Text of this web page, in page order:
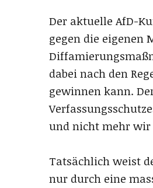
Der aktuelle AfD-
gegen die eigenen
dabei nach den
gewinnen kann.
und nicht mehr
Tatsächlich weist
nur durch eine